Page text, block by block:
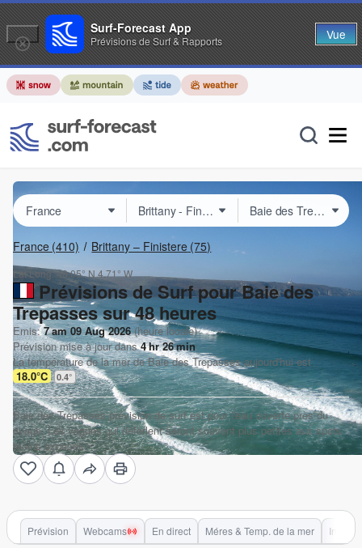
France (410) Brittany – Finistere (75)
Lat Long:48.05° N 4.71° W
Prévisions de Surf pour Baie des
Trepasses sur 48 heures
Emis:7 am 09 Aug 2026(heure locale)
Prévision mise à jour dans4hr26min
La température de la mer deBaie des Trepassesaujourd'hui est
18.0°C
0.4°
Baie des Trepasses prévision de surf est pour l'eau ouverte près du
rivage. Les vagues qui déferlent seront souvent plus petites aux spots
moins exposés.
Prévision Webcams En direct Méres & Temp. de la mer Info
Surf-Forecast App
Prévisions de Surf & Rapports Vue